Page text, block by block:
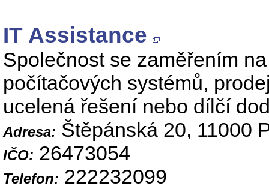
IT Assistance
Společnost se zaměřením
počítačových systémů,
ucelená řešení nebo dílčí
Adresa: Štěpánská 20, 11000
IČO: 26473054
Telefon: 222232099